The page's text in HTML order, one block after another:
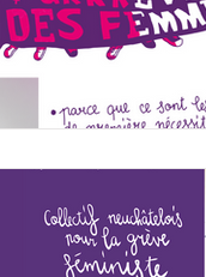
Elections cantonales